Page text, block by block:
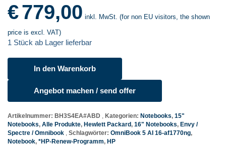
€779,00 inkl. MwSt. (for non EU visitors, the shown
price is excl. VAT)
1 Stück ab Lager lieferbar
OmniBook
16-
af1770ng
Menge
In den Warenkorb
Angebot machen / send offer
Artikelnummer: BH3S4EA#ABD Kategorien: Notebooks, 15"
Notebooks, Alle Produkte, Hewlett Packard, 16" Notebooks, Envy /
Spectre / Omnibook
Schlagwörter: OmniBook 5 AI 16-af1770ng,
Notebook, *HP-Renew-Programm, HP